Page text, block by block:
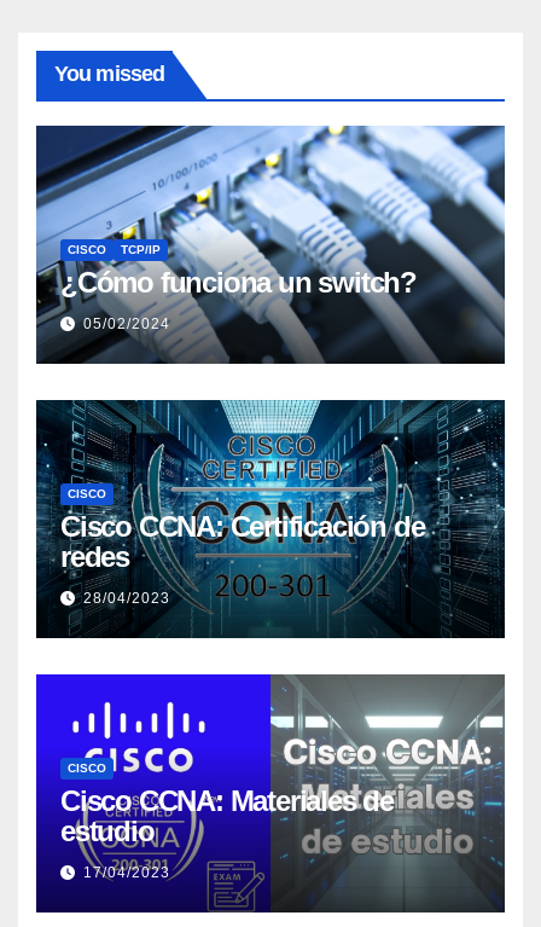
You missed
CISCO TCP/IP
¿Cómo funciona un switch?
05/02/2024
CISCO
Cisco CCNA: Certificación de
redes
28/04/2023
CISCO
Cisco CCNA: Materiales de
estudio
17/04/2023